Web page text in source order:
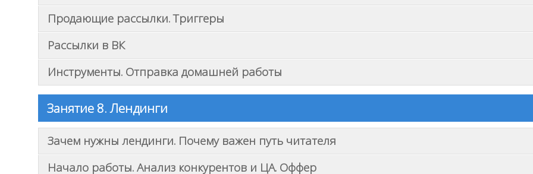
Продающие рассылки. Триггеры
Рассылки в ВК
Инструменты. Отправка домашней работы
Занятие 8. Лендинги
Зачем нужны лендинги. Почему важен путь читателя
Начало работы. Анализ конкурентов и ЦА. Оффер